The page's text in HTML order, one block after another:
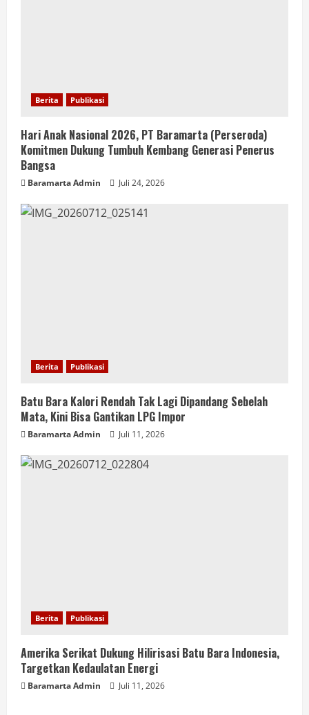
Berita Publikasi
Hari Anak Nasional 2026, PT Baramarta (Perseroda)
Komitmen Dukung Tumbuh Kembang Generasi Penerus
Bangsa
Baramarta Admin Juli 24, 2026
Berita Publikasi
Batu Bara Kalori Rendah Tak Lagi Dipandang Sebelah
Mata, Kini Bisa Gantikan LPG Impor
Baramarta Admin Juli 11, 2026
Berita Publikasi
Amerika Serikat Dukung Hilirisasi Batu Bara Indonesia,
Targetkan Kedaulatan Energi
Baramarta Admin Juli 11, 2026